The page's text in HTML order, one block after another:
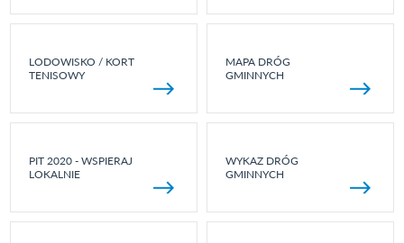
LODOWISKO / KORT
TENISOWY
MAPA DRÓG
GMINNYCH
PIT 2020 - WSPIERAJ
LOKALNIE
WYKAZ DRÓG
GMINNYCH